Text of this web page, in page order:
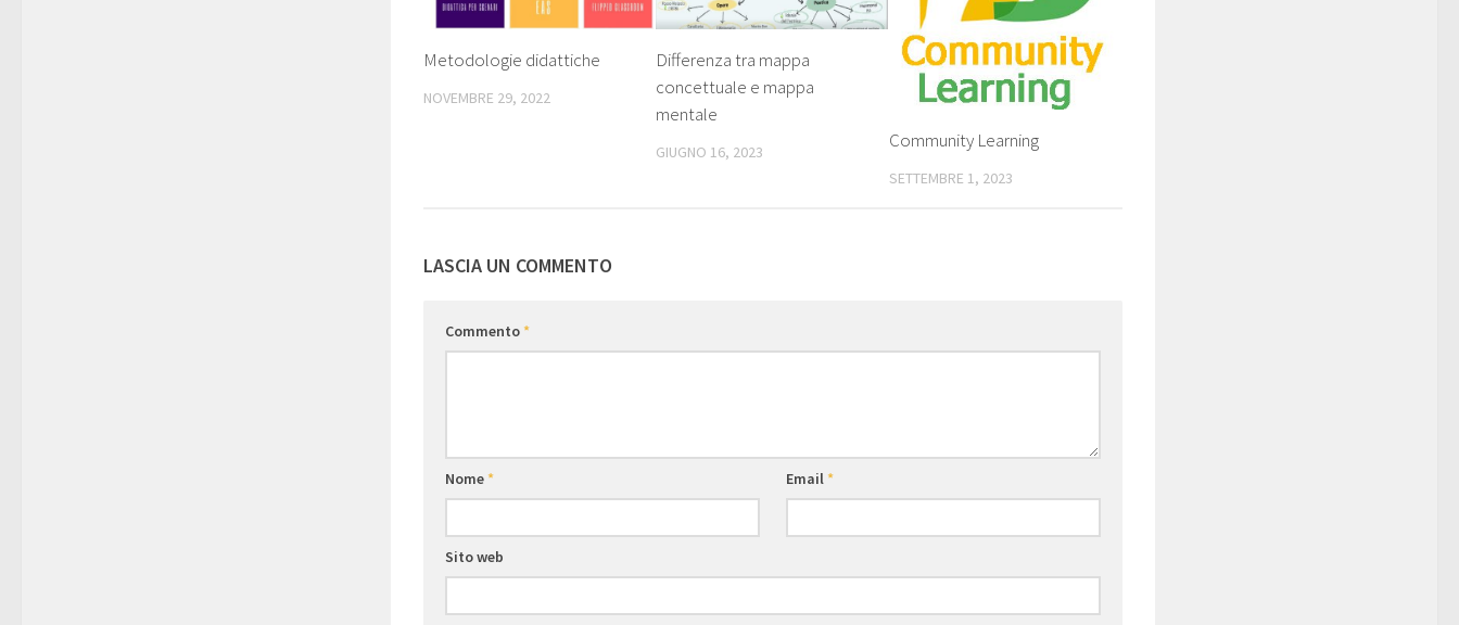
Metodologie didattiche
NOVEMBRE 29, 2022
Differenza tra mappa
concettuale e mappa
mentale
GIUGNO 16, 2023 Community Learning
SETTEMBRE 1, 2023
LASCIA UN COMMENTO
Commento*
Nome* Email*
Sito web